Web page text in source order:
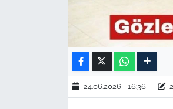
24.06.2026 - 16:36
KIRKLARELİ
ÇANAKKALE